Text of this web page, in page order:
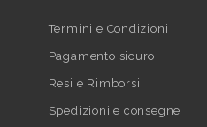
Termini e Condizioni
Pagamento sicuro
Resi e Rimborsi
Spedizioni e consegne